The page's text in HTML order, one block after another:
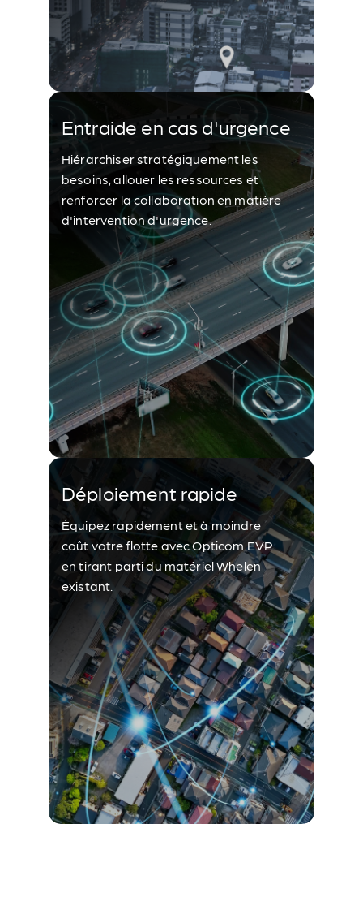
Entraide en cas d'urgence
Hiérarchiser stratégiquement les
besoins, allouer les ressources et
renforcer la collaboration en matière
d'intervention d'urgence.
Déploiement rapide
Équipez rapidement et à moindre
coût votre flotte avec Opticom EVP
en tirant parti du matériel Whelen
existant.